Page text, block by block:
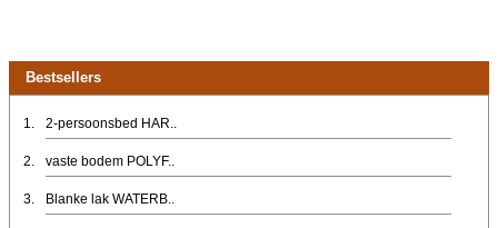
Bestsellers
1. 2-persoonsbed HAR..
2. vaste bodem POLYF..
3. Blanke lak WATERB..